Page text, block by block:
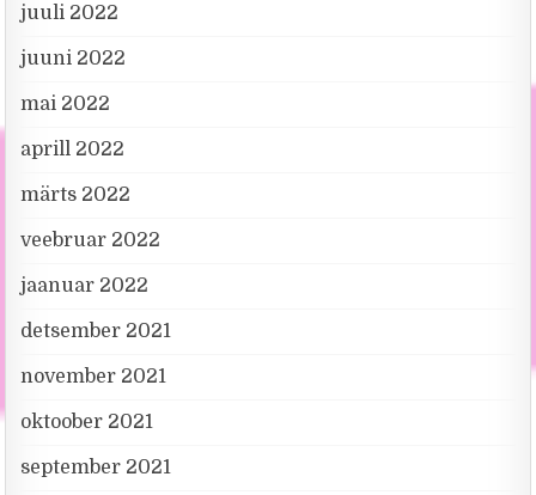
juuli 2022
juuni 2022
mai 2022
aprill 2022
märts 2022
veebruar 2022
jaanuar 2022
detsember 2021
november 2021
oktoober 2021
september 2021